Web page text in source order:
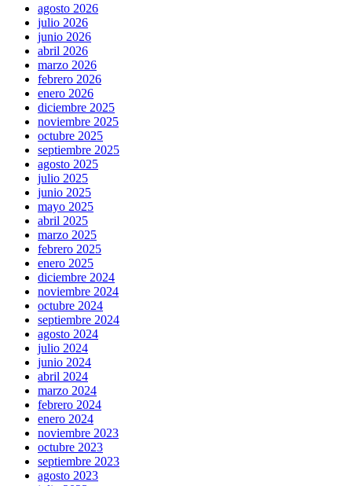
agosto 2026
julio 2026
junio 2026
abril 2026
marzo 2026
febrero 2026
enero 2026
diciembre 2025
noviembre 2025
octubre 2025
septiembre 2025
agosto 2025
julio 2025
junio 2025
mayo 2025
abril 2025
marzo 2025
febrero 2025
enero 2025
diciembre 2024
noviembre 2024
octubre 2024
septiembre 2024
agosto 2024
julio 2024
junio 2024
abril 2024
marzo 2024
febrero 2024
enero 2024
noviembre 2023
octubre 2023
septiembre 2023
agosto 2023